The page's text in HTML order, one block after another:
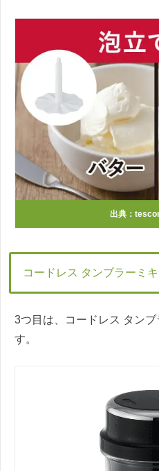
出典：
コードレス タンブラーミ
3つ目は、コードレス タン
す。